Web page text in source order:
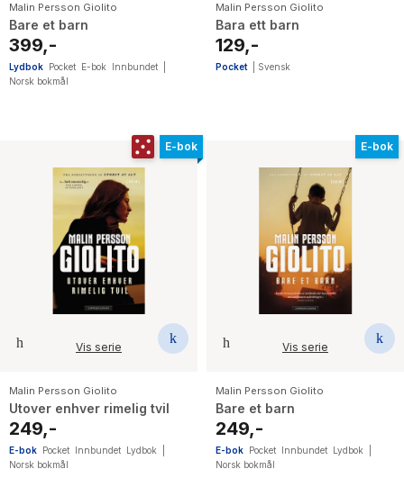
Malin Persson Giolito
Bare et barn
399,-
Lydbok Pocket E-bok Innbundet
Norsk bokmål
Malin Persson Giolito
Bara ett barn
129,-
Pocket Svensk
E-bok
Vis serie
Malin Persson Giolito
Utover enhver rimelig tvil
249,-
E-bok Pocket Innbundet Lydbok
Norsk bokmål
E-bok
Vis serie
Malin Persson Giolito
Bare et barn
249,-
E-bok Pocket Innbundet Lydbok
Norsk bokmål